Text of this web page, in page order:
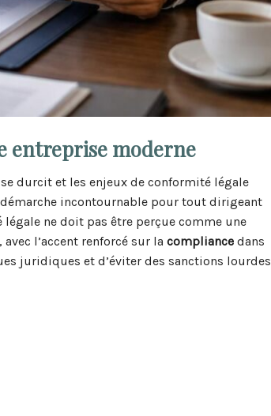
entreprise moderne
durcit et les enjeux de conformité légale
incontournable pour tout dirigeant
ne doit pas être perçue comme une
l’accent renforcé sur la compliance dans
juridiques et d’éviter des sanctions lourdes